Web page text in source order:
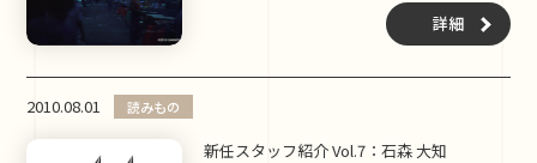
詳細
2010.08.01 読みもの
新任スタッフ紹介 Vol.7：石森 大知